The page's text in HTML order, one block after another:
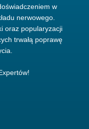
w
nerwowego.
oraz popularyzacji
trwałą poprawę